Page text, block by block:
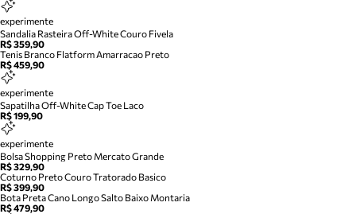
experimente
Sandalia Rasteira Off-White Couro Fivela
R$ 359,90
Tenis Branco Flatform Amarracao Preto
R$ 459,90
experimente
Sapatilha Off-White Cap Toe Laco
R$ 199,90
experimente
Bolsa Shopping Preto Mercato Grande
R$ 329,90
Coturno Preto Couro Tratorado Basico
R$ 399,90
Bota Preta Cano Longo Salto Baixo Montaria
R$ 479,90